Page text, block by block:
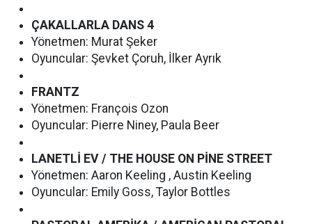
ÇAKALLARLA DANS 4
Yönetmen: Murat Şeker
Oyuncular: Şevket Çoruh, İlker Ayrık
FRANTZ
Yönetmen: François Ozon
Oyuncular: Pierre Niney, Paula Beer
LANETLİ EV / THE HOUSE ON PİNE STREET
Yönetmen: Aaron Keeling , Austin Keeling
Oyuncular: Emily Goss, Taylor Bottles